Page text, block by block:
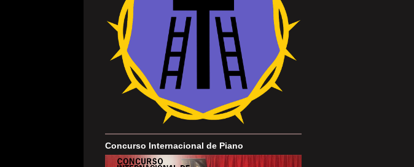
Concurso Internacional de Piano